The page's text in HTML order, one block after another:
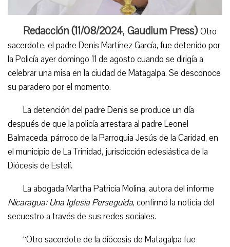
Redacción (11/08/2024, Gaudium Press) Otro
sacerdote, el padre Denis Martínez García, fue detenido por
la Policía ayer domingo 11 de agosto cuando se dirigía a
celebrar una misa en la ciudad de Matagalpa. Se desconoce
su paradero por el momento.
La detención del padre Denis se produce un día
después de que la policía arrestara al padre Leonel
Balmaceda, párroco de la Parroquia Jesús de la Caridad, en
el municipio de La Trinidad, jurisdicción eclesiástica de la
Diócesis de Estelí.
La abogada Martha Patricia Molina, autora del informe
Nicaragua: Una Iglesia Perseguida, confirmó la noticia del
secuestro a través de sus redes sociales.
“Otro sacerdote de la diócesis de Matagalpa fue